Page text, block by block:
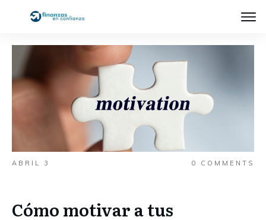
ABRIL 3 0 COMMENTS
Cómo motivar a tus